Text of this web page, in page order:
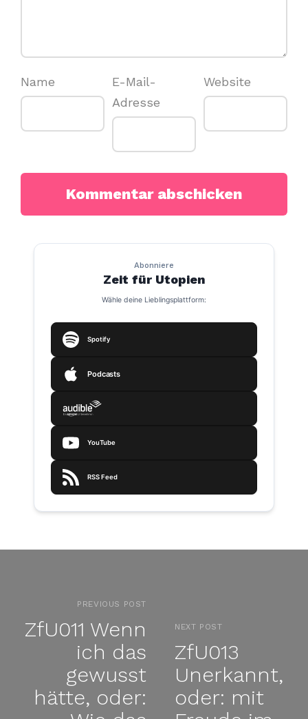
Name
E-Mail-
Adresse
Website
Abonniere
Zeit für Utopien
Wähle deine Lieblingsplattform:
Spotify
Podcasts
YouTube
RSS Feed
PREVIOUS POST
ZfU011 Wenn
ich das
gewusst
hätte, oder:
NEXT POST
ZfU013
Unerkannt,
oder: mit